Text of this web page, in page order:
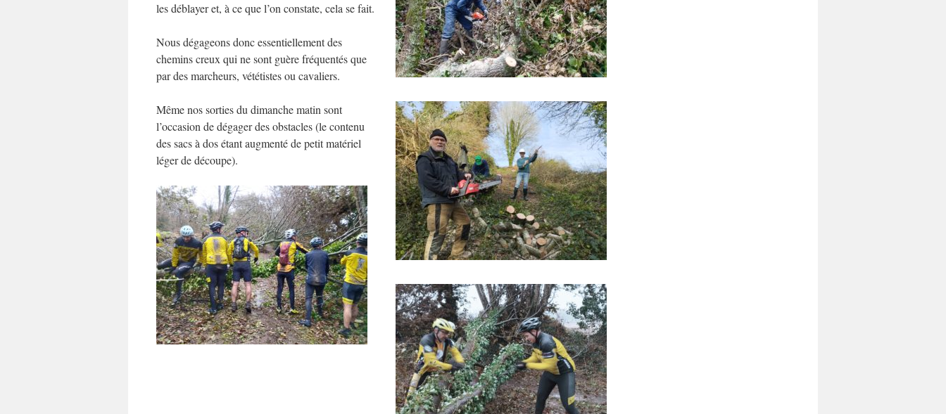
les déblayer et, à ce que l’on constate, cela se fait.
Nous dégageons donc essentiellement des
chemins creux qui ne sont guère fréquentés que
par des marcheurs, vététistes ou cavaliers.
Même nos sorties du dimanche matin sont
l’occasion de dégager des obstacles (le contenu
des sacs à dos étant augmenté de petit matériel
léger de découpe).